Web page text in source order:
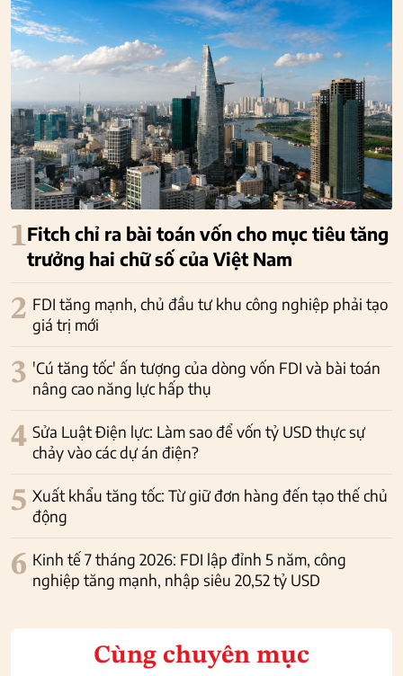
1Fitch chỉ ra bài toán vốn cho mục tiêu tăng
trưởng hai chữ số của Việt Nam
2 FDI tăng mạnh, chủ đầu tư khu công nghiệp phải tạo
giá trị mới
3 'Cú tăng tốc' ấn tượng của dòng vốn FDI và bài toán
nâng cao năng lực hấp thụ
4 Sửa Luật Điện lực: Làm sao để vốn tỷ USD thực sự
chảy vào các dự án điện?
5 Xuất khẩu tăng tốc: Từ giữ đơn hàng đến tạo thế chủ
động
6 Kinh tế 7 tháng 2026: FDI lập đỉnh 5 năm, công
nghiệp tăng mạnh, nhập siêu 20,52 tỷ USD
Cùng chuyên mục